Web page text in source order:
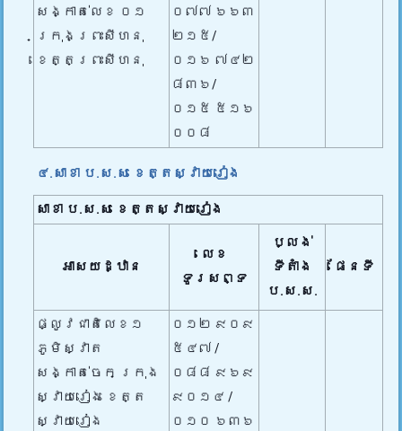
សង្កាត់លេខ ០១
ក្រុងព្រះសីហនុ
ខេត្តព្រះសីហនុ
០៧៧ ៦៦៣
២១៥/
០១៦ ៧៤២
៨៣៦/
០១៥ ៥១៦
០០៨
៤.សាខា ប.ស.ស ខេត្តស្វាយរៀង
សាខា ប.ស.ស ខេត្តស្វាយរៀង
អាសយដ្ឋាន
លេខ
ទូរសព្ទ
ប្លង់
ទីតាំង
ប.ស.ស.
ផែនទី
ផ្លូវជាតិលេខ១
ភូមិស្វាត
សង្កាត់ចេក ក្រុង
ស្វាយរៀង ខេត្ត
ស្វាយរៀង
០១២ ៩០៩​
៥៤៧ /
០៨៨ ៩៦៩
៩០​១៤ /
០១០ ៦៣៦